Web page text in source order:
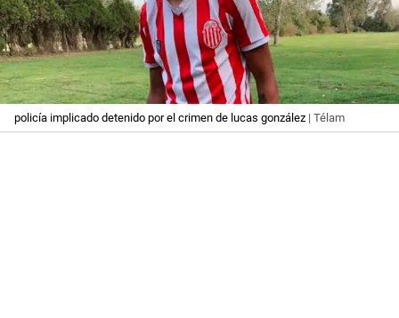
policía implicado detenido por el crimen de lucas gonzález | Télam